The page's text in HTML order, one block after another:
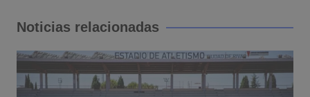
entradas
Noticias relacionadas